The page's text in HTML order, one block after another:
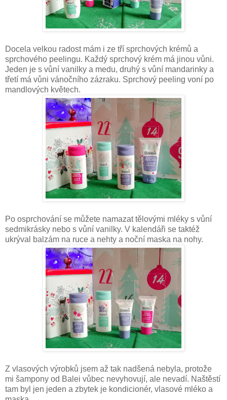
Docela velkou radost mám i ze tří sprchových krémů a
sprchového peelingu. Každý sprchový krém má jinou vůni.
Jeden je s vůní vanilky a medu, druhý s vůní mandarinky a
třetí má vůni vánočního zázraku. Sprchový peeling voní po
mandlových květech.
Po osprchování se můžete namazat tělovými mléky s vůní
sedmikrásky nebo s vůní vanilky. V kalendáři se taktéž
ukrýval balzám na ruce a nehty a noční maska na nohy.
Z vlasových výrobků jsem až tak nadšená nebyla, protože
mi šampony od Balei vůbec nevyhovují, ale nevadí. Naštěstí
tam byl jen jeden a zbytek je kondicionér, vlasové mléko a